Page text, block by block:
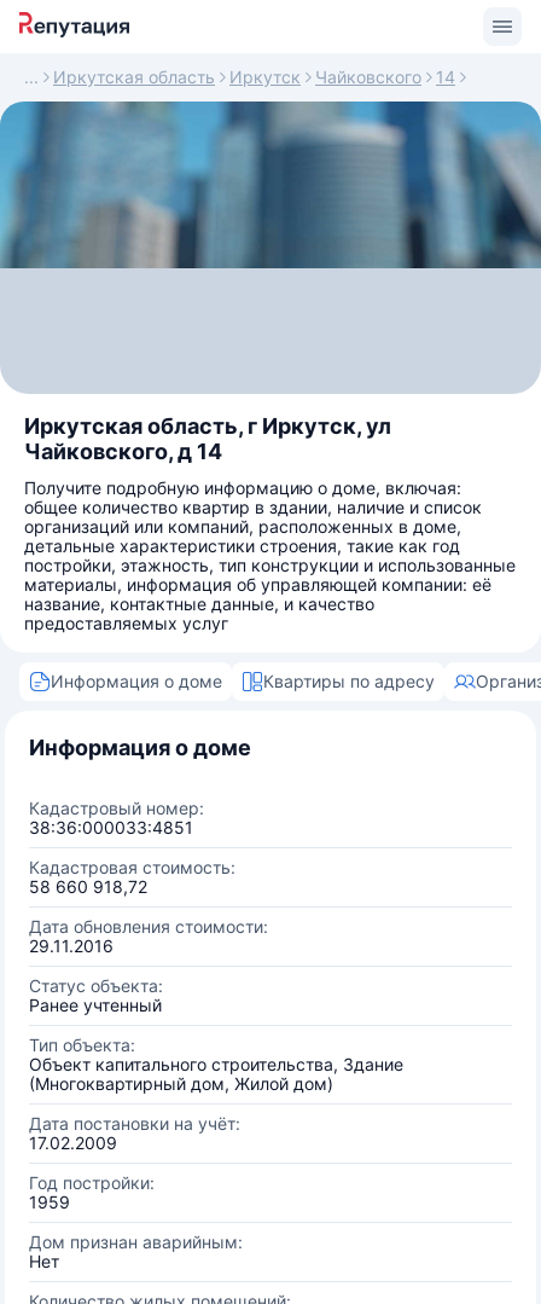
Иркутская область Иркутск Чайковского 14
Иркутская область, г Иркутск, ул
Чайковского, д 14
Получите подробную информацию о доме, включая:
общее количество квартир в здании, наличие и список
организаций или компаний, расположенных в доме,
детальные характеристики строения, такие как год
постройки, этажность, тип конструкции и использованные
материалы, информация об управляющей компании: её
название, контактные данные, и качество
предоставляемых услуг
Информация о доме Квартиры по адресу
Информация о доме
Кадастровый номер:
38:36:000033:4851
Кадастровая стоимость:
58 660 918,72
Дата обновления стоимости:
29.11.2016
Статус объекта:
Ранее учтенный
Тип объекта:
Объект капитального строительства, Здание
(Многоквартирный дом, Жилой дом)
Дата постановки на учёт:
17.02.2009
Год постройки:
1959
Дом признан аварийным:
Нет